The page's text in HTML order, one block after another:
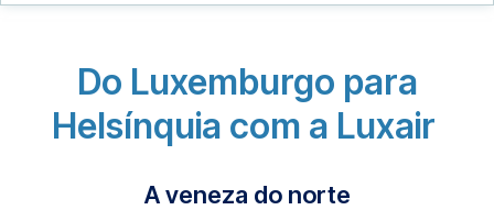
Carreiras na Luxair
Do Luxemburgo para
Helsínquia com a Luxair
A veneza do norte